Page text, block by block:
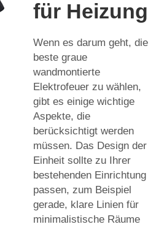
für Heizung
Wenn es darum geht, die
beste graue
wandmontierte
Elektrofeuer zu wählen,
gibt es einige wichtige
Aspekte, die
berücksichtigt werden
müssen. Das Design der
Einheit sollte zu Ihrer
bestehenden Einrichtung
passen, zum Beispiel
gerade, klare Linien für
minimalistische Räume